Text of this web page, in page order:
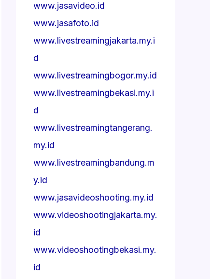
www.jasavideo.id
www.jasafoto.id
www.livestreamingjakarta.my.i
d
www.livestreamingbogor.my.id
www.livestreamingbekasi.my.i
d
www.livestreamingtangerang.
my.id
www.livestreamingbandung.m
y.id
www.jasavideoshooting.my.id
www.videoshootingjakarta.my.
id
www.videoshootingbekasi.my.
id